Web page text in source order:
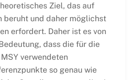
Ziel, das auf
beruht und daher möglichst
erfordert. Daher ist es von
dass die für die
verwendeten
so genau wie